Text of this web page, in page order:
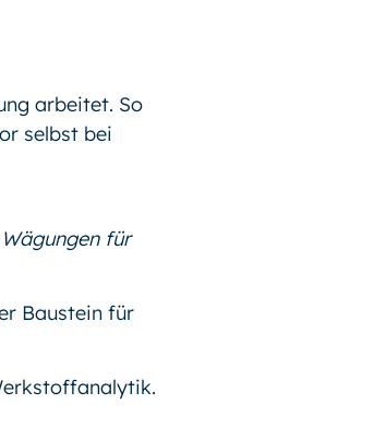
arbeitet. So
selbst bei
für
Baustein für